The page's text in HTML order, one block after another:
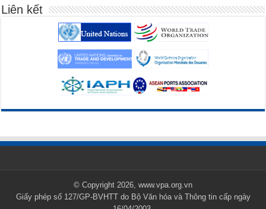
Liên kết
© Copyright 2026, www.vpa.org.vn
Giấy phép số 127/GP-BVHTT do Bộ Văn hóa và Thông tin cấp ngày